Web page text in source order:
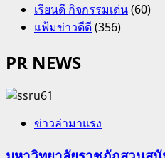
เรียนดี กิจกรรมเด่น(60)
แฟ้มข่าวดีดี(356)
PR NEWS
ข่าวล่ามาแรง